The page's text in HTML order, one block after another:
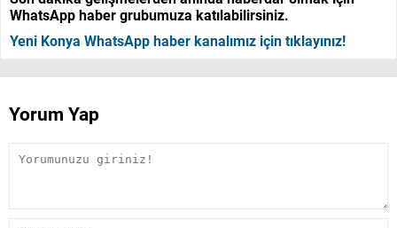
WhatsApp haber grubumuza katılabilirsiniz.
Yeni Konya WhatsApp haber kanalımız için tıklayınız!
Yorum Yap